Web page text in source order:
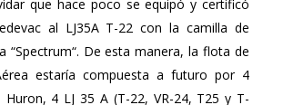
que hace poco se equipó y certificó
al LJ35A T-22 con la camilla de
“Spectrum“. De esta manera, la flota de
estaría compuesta a futuro por 4
Huron, 4 LJ 35 A (T-22, VR-24, T25 y T-